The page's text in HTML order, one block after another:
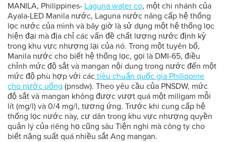
MANILA, Philippines- Laguna water co, một chi nhánh của
Ayala-LED Manila nước, Laguna nước nâng cấp hệ thống
lọc nước của mình và bây giờ là sử dụng một hệ thống lọc
hiện đại mà địa chỉ các vấn đề chất lượng nước định kỳ
trong khu vực nhượng lại của nó. Trong một tuyên bố,
Manila nước cho biết hệ thống lọc, gọi là DMI-65, điều
chỉnh mức độ sắt và mangan nội dung trong nước đến một
mức độ phù hợp với các tiêu chuẩn quốc gia Philippine
cho nước uống (pnsdw). Theo yêu cầu của PNSDW, mức
độ sắt và mangan không được vượt quá một miligam mỗi
lít (mg/l) và 0/4 mg/l, tương ứng. Trước khi cung cấp hệ
thống lọc nước này, cư dân trong khu vực nhượng quyền
quản lý của riêng họ cũng sâu Tiện nghi mà công ty cho
biết năng suất quá nhiều sắt Ang mangan.